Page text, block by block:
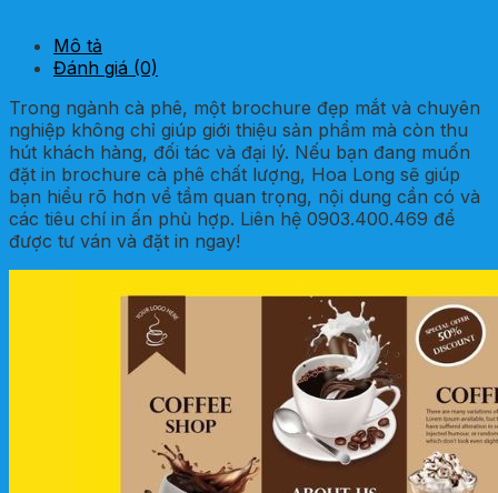
Mô tả
Đánh giá (0)
Trong ngành cà phê, một brochure đẹp mắt và chuyên
nghiệp không chỉ giúp giới thiệu sản phẩm mà còn thu
hút khách hàng, đối tác và đại lý. Nếu bạn đang muốn
đặt in brochure cà phê chất lượng, Hoa Long sẽ giúp
bạn hiểu rõ hơn về tầm quan trọng, nội dung cần có và
các tiêu chí in ấn phù hợp. Liên hệ 0903.400.469 để
được tư ván và đặt in ngay!